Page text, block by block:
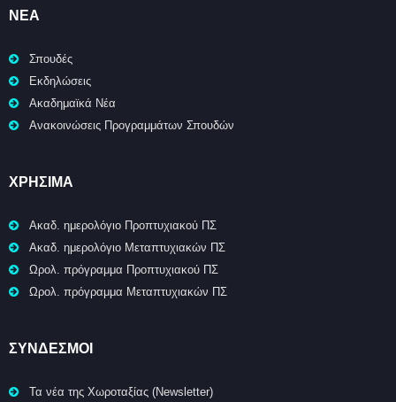
ΝΈΑ
Σπουδές
Εκδηλώσεις
Ακαδημαϊκά Νέα
Ανακοινώσεις Προγραμμάτων Σπουδών
ΧΡΉΣΙΜΑ
Ακαδ. ημερολόγιο Προπτυχιακού ΠΣ
Ακαδ. ημερολόγιο Μεταπτυχιακών ΠΣ
Ωρολ. πρόγραμμα Προπτυχιακού ΠΣ
Ωρολ. πρόγραμμα Μεταπτυχιακών ΠΣ
ΣΥΝΔΕΣΜΟΙ
Τα νέα της Χωροταξίας (Newsletter)